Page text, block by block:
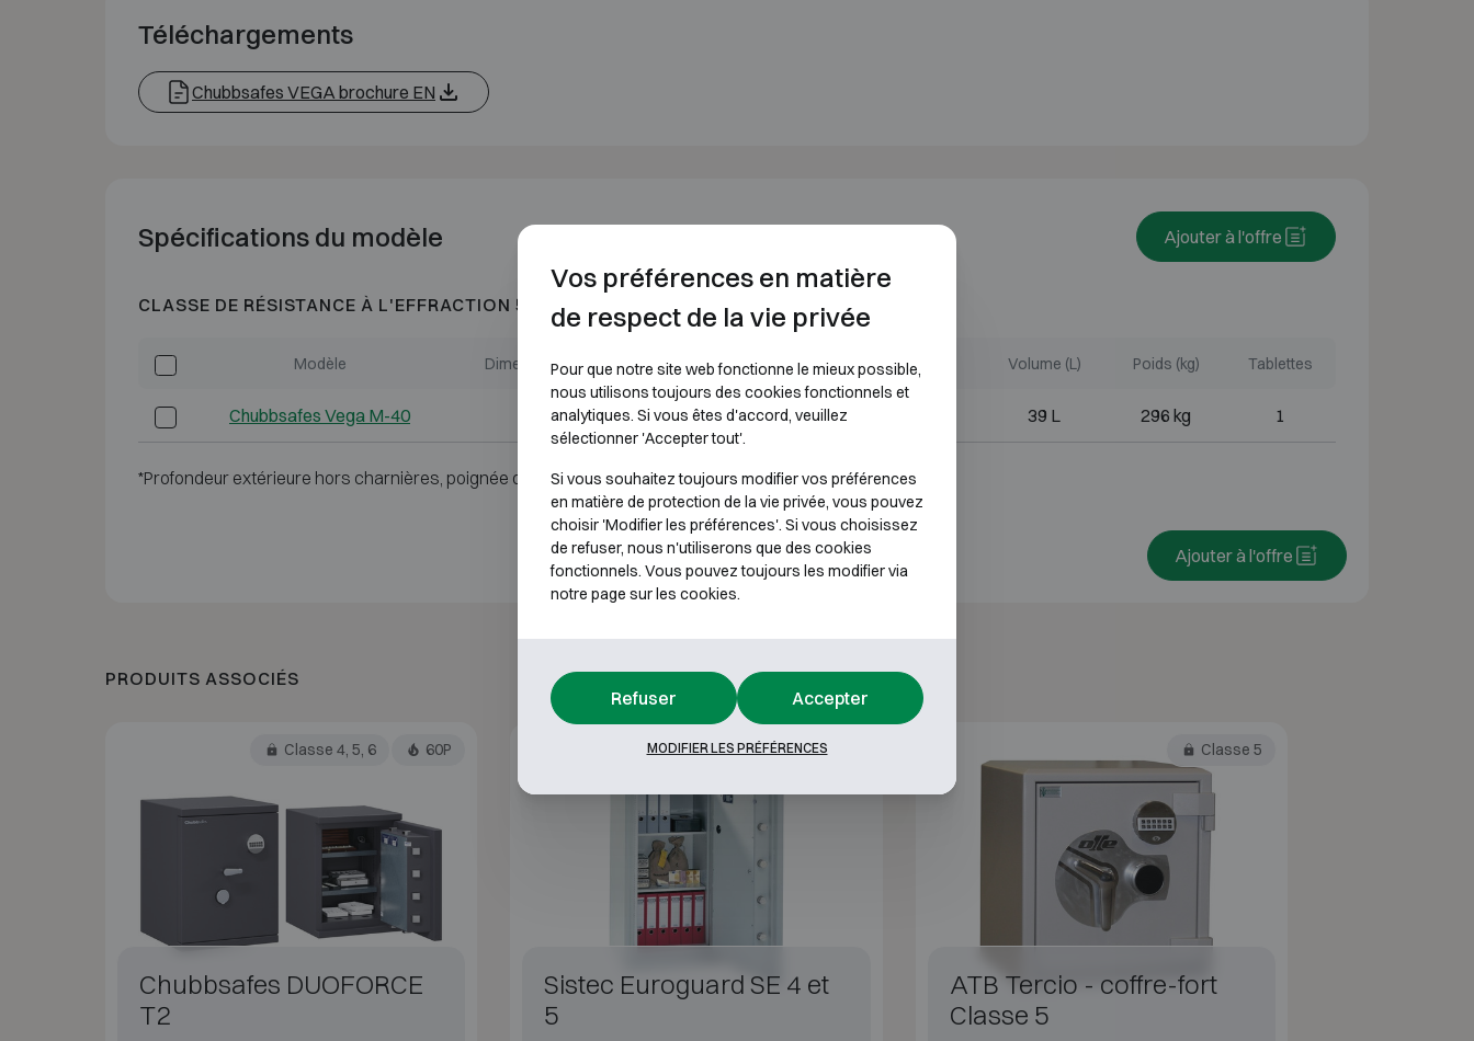
Téléchargements
Chubbsafes VEGA brochure EN
Spécifications du modèle Ajouter à l'offre
CLASSE DE RÉSISTANCE À L'EFFRACTION 5
Modèle Dimensions extérieures (mm) Dimensions internes (mm) Volume (L) Poids (kg) Tablettes
Chubbsafes Vega M-40 H485 L525 P498 H355 L395 P278 39 L 296 kg 1
*Profondeur extérieure hors charnières, poignée ou serrure.
Ajouter à l'offre
PRODUITS ASSOCIÉS
Classe 4, 5, 6 60P
Chubbsafes DUOFORCE
T2
Classe 4, 5
Sistec Euroguard SE 4 et
5
Classe 5
ATB Tercio - coffre-fort
Classe 5
Vos préférences en matière
de respect de la vie privée
Pour que notre site web fonctionne le mieux possible,
nous utilisons toujours des cookies fonctionnels et
analytiques. Si vous êtes d'accord, veuillez
sélectionner 'Accepter tout'.
Si vous souhaitez toujours modifier vos préférences
en matière de protection de la vie privée, vous pouvez
choisir 'Modifier les préférences'. Si vous choisissez
de refuser, nous n'utiliserons que des cookies
fonctionnels. Vous pouvez toujours les modifier via
notre page sur les cookies.
Refuser Accepter
MODIFIER LES PRÉFÉRENCES